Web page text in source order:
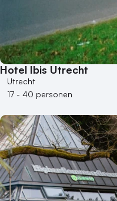
Hotel Ibis Utrecht
Utrecht
17 - 40 personen